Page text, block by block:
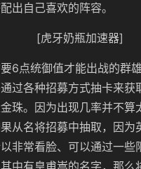
出自己喜欢的阵容。
[虎牙奶瓶加速器]
6点统御值才能出战的群
过各种招募方式抽卡来获
珠。因为出现几率并不算
从名将招募中抽取，因为
非常看脸、可以通过一些
中有皇甫嵩的名字，那么